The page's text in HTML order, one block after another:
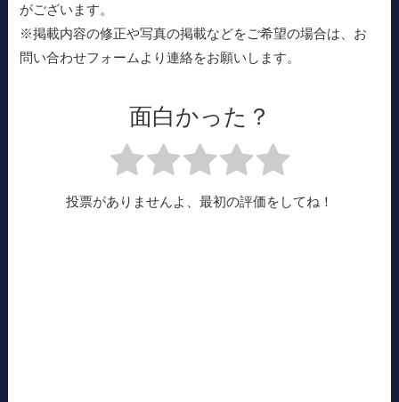
がございます。
※掲載内容の修正や写真の掲載などをご希望の場合は、お
問い合わせフォームより連絡をお願いします。
面白かった？
投票がありませんよ、最初の評価をしてね！